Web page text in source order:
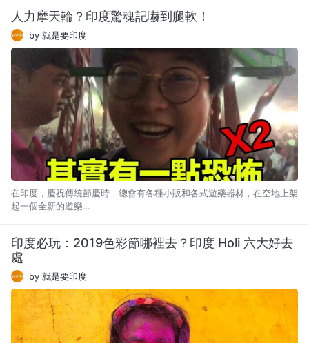
人力摩天輪？印度驚魂記嚇到腿軟！
by 就是要印度
在印度，慶祝傳統節慶時，總會有各種小販和各式遊樂器材，在空地上架
起一個全新的遊樂…
印度必玩：2019色彩節哪裡去？印度 Holi 六大好去
處
by 就是要印度